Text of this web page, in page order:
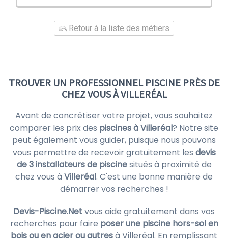
Retour à la liste des métiers
TROUVER UN PROFESSIONNEL PISCINE PRÈS DE
CHEZ VOUS À VILLERÉAL
Avant de concrétiser votre projet, vous souhaitez
comparer les prix des piscines à Villeréal? Notre site
peut également vous guider, puisque nous pouvons
vous permettre de recevoir gratuitement les devis
de 3 installateurs de piscinesitués à proximité de
chez vous à Villeréal. C'est une bonne manière de
démarrer vos recherches !
Devis-Piscine.Netvous aide gratuitement dans vos
recherches pour faire poser une piscine hors-sol en
bois ou en acier ou autresà Villeréal. En remplissant